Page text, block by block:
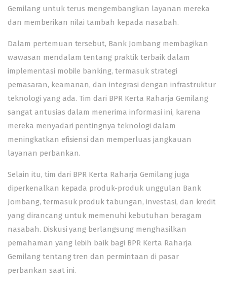
Gemilang untuk terus mengembangkan layanan mereka
dan memberikan nilai tambah kepada nasabah.
Dalam pertemuan tersebut, Bank Jombang membagikan
wawasan mendalam tentang praktik terbaik dalam
implementasi mobile banking, termasuk strategi
pemasaran, keamanan, dan integrasi dengan infrastruktur
teknologi yang ada. Tim dari BPR Kerta Raharja Gemilang
sangat antusias dalam menerima informasi ini, karena
mereka menyadari pentingnya teknologi dalam
meningkatkan efisiensi dan memperluas jangkauan
layanan perbankan.
Selain itu, tim dari BPR Kerta Raharja Gemilang juga
diperkenalkan kepada produk-produk unggulan Bank
Jombang, termasuk produk tabungan, investasi, dan kredit
yang dirancang untuk memenuhi kebutuhan beragam
nasabah. Diskusi yang berlangsung menghasilkan
pemahaman yang lebih baik bagi BPR Kerta Raharja
Gemilang tentang tren dan permintaan di pasar
perbankan saat ini.